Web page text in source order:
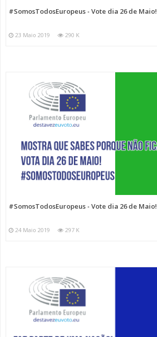
#SomosTodosEuropeus - Vote dia 26 de Maio!
23 Maio 2019 290 K
#SomosTodosEuropeus - Vote dia 26 de Maio!
24 Maio 2019 297 K